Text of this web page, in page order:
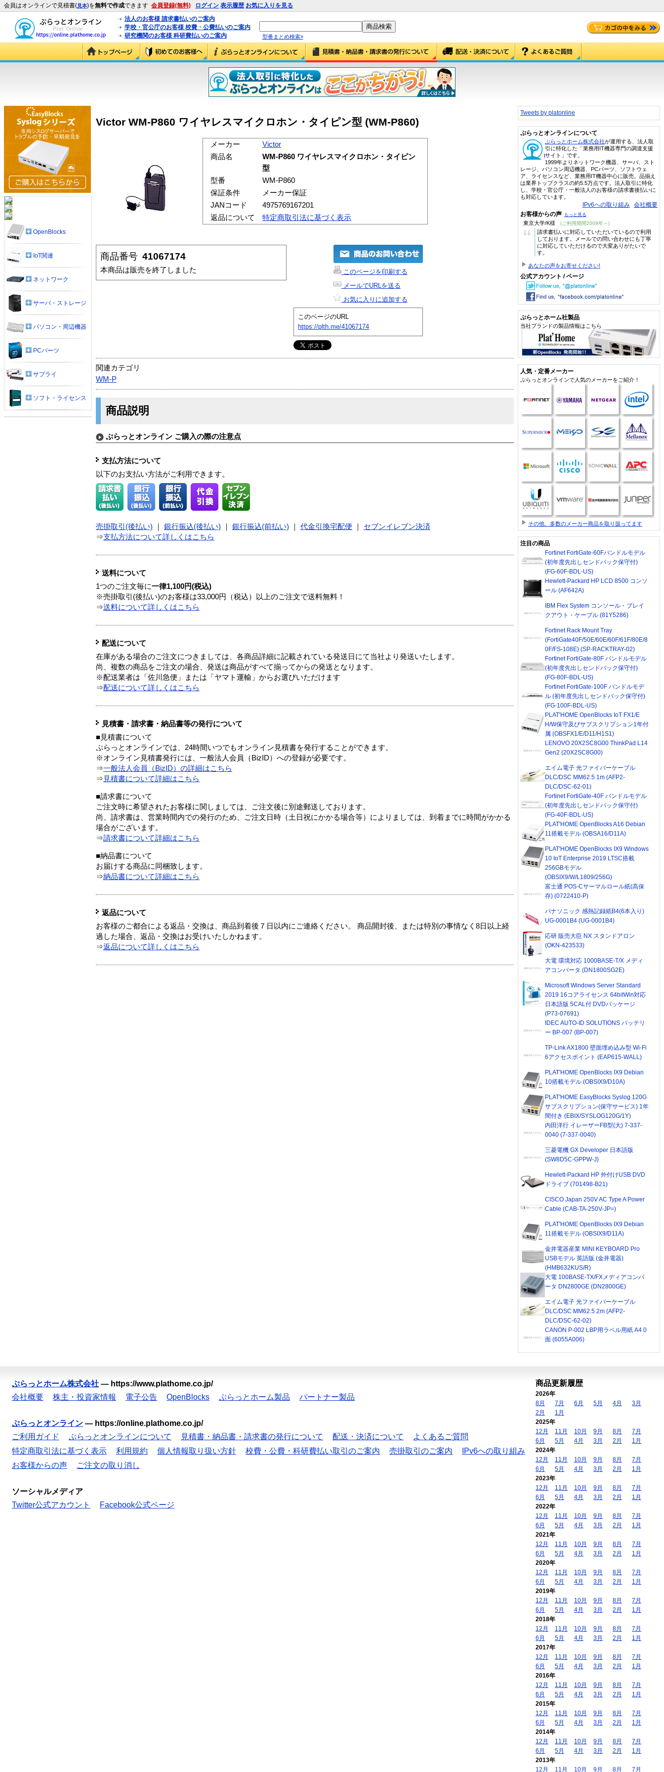
会員はオンラインで見積書(見本)を無料で作成できます 会員登録(無料) ログイン 表示履歴 お気に入りを見る
法人のお客様 請求書払いのご案内
学校・官公庁のお客様 校費・公費払いのご案内
研究機関のお客様 科研費払いのご案内
型番まとめ検索»
Victor WM-P860 ワイヤレスマイクロホン・タイピン型 (WM-P860)
メーカー
Victor
商品名
WM-P860 ワイヤレスマイクロホン・タイピン
型
型番
WM-P860
保証条件
メーカー保証
JANコード
4975769167201
返品について
特定商取引法に基づく表示
商品番号 41067174
本商品は販売を終了しました
このページを印刷する
メールでURLを送る
お気に入りに追加する
このページのURL
https://plth.me/41067174
関連カテゴリ
WM-P
商品説明
ぷらっとオンライン ご購入の際の注意点
支払方法について
以下のお支払い方法がご利用できます。
売掛取引(後払い) 銀行振込(後払い) 銀行振込(前払い) 代金引換宅配便
セブンイレブン決済
⇒支払方法について詳しくはこちら
送料について
1つのご注文毎に一律1,100円(税込)
※売掛取引(後払い)のお客様は33,000円（税込）以上のご注文で送料無料！
⇒送料について詳しくはこちら
配送について
在庫がある場合のご注文につきましては、各商品詳細に記載されている発送日にて当社より発送いたします。
尚、複数の商品をご注文の場合、発送は商品がすべて揃ってからの発送となります。
※配送業者は「佐川急便」または「ヤマト運輸」からお選びいただけます
⇒配送について詳しくはこちら
見積書・請求書・納品書等の発行について
■見積書について
ぷらっとオンラインでは、24時間いつでもオンライン見積書を発行することができます。
※オンライン見積書発行には、一般法人会員（BizID）への登録が必要です。
⇒一般法人会員（BizID）の詳細はこちら
⇒ 見積書について詳細はこちら
■請求書について
ご注文時に希望されたお客様に関しましては、ご注文後に別途郵送しております。
尚、請求書は、営業時間内での発行のため、ご注文日時（土日祝にかかる場合等）によりましては、到着までに時間がかかる
場合がございます。
⇒請求書について詳細はこちら
■納品書について
お届けする商品に同梱致します。
⇒納品書について詳細はこちら
返品について
お客様のご都合による返品・交換は、商品到着後７日以内にご連絡ください。 商品開封後、または特別の事情なく8日以上経
過した場合、返品・交換はお受けいたしかねます。
⇒返品について詳しくはこちら
OpenBlocks
IoT関連
ネットワーク
サーバ・ストレージ
パソコン・周辺機器
PCパーツ
サプライ
ソフト・ライセンス
Tweets by platonline
ぷらっとオンラインについて
ぷらっとホーム株式会社が運用する、法人取
引に特化した「業務用IT機器専門の調達支援
サイト」です。
1999年よりネットワーク機器、サーバ、スト
レージ、パソコン周辺機器、PCパーツ、ソフトウェ
ア、ライセンスなど、業務用IT機器中心に販売。品揃え
は業界トップクラスの約5.5万点です。法人取引に特化
し、学校・官公庁・一般法人のお客様の請求書後払いに
も対応しています。
IPv6への取り組み 会社概要
お客様からの声 もっと見る
東京大学/K様 (ご利用期間2009年～)
“
請求書払いに対応していただいているので利用
しております。メールでの問い合わせにも丁寧
に対応していただけるので大変ありがたいで
す。
あなたの声をお寄せください!
公式アカウント / ページ
ぷらっとホーム社製品
当社ブランドの製品情報はこちら
人気・定番メーカー
ぷらっとオンラインで人気のメーカーをご紹介！
その他、多数のメーカー商品を取り扱ってます
注目の商品
Fortinet FortiGate-60Fバンドルモデル
(初年度先出しセンドバック保守付)
(FG-60F-BDL-US)
Hewlett-Packard HP LCD 8500 コンソ
ール (AF642A)
IBM Flex System コンソール・ブレイ
クアウト・ケーブル (81Y5286)
Fortinet Rack Mount Tray
(FortiGate40F/50E/60E/60F/61F/80E/8
0F/FS-108E) (SP-RACKTRAY-02)
Fortinet FortiGate-80F バンドルモデル
(初年度先出しセンドバック保守付)
(FG-80F-BDL-US)
Fortinet FortiGate-100F バンドルモデ
ル (初年度先出しセンドバック保守付)
(FG-100F-BDL-US)
PLAT'HOME OpenBlocks IoT FX1/E
H/W保守及びサブスクリプション1年付
属 (OBSFX1/E/D11/H1S1)
LENOVO 20X2SC8G00 ThinkPad L14
Gen2 (20X2SC8G00)
エイム電子 光ファイバーケーブル
DLC/DSC MM62.5 1m (AFP2-
DLC/DSC-62-01)
Fortinet FortiGate-40F バンドルモデル
(初年度先出しセンドバック保守付)
(FG-40F-BDL-US)
PLAT'HOME OpenBlocks A16 Debian
11搭載モデル (OBSA16/D11A)
PLAT'HOME OpenBlocks IX9 Windows
10 IoT Enterprise 2019 LTSC搭載
256GBモデル
(OBSIX9/W/L1809/256G)
富士通 POS-Cサーマルロール紙(高保
存) (0722410-P)
パナソニック 感熱記録紙B4(6本入り)
UG-0001B4 (UG-0001B4)
応研 販売大臣 NX スタンドアロン
(OKN-423533)
大電 環境対応 1000BASE-T/X メディ
アコンバータ (DN1800SG2E)
Microsoft Windows Server Standard
2019 16コアライセンス 64bitWin対応
日本語版 5CAL付 DVDパッケージ
(P73-07691)
IDEC AUTO-ID SOLUTIONS バッテリ
ー BP-007 (BP-007)
TP-Link AX1800 壁面埋め込み型 Wi-Fi
6アクセスポイント (EAP615-WALL)
PLAT'HOME OpenBlocks IX9 Debian
10搭載モデル (OBSIX9/D10A)
PLAT'HOME EasyBlocks Syslog 120G
サブスクリプション(保守サービス) 1年
間付き (EBIX/SYSLOG120G/1Y)
内田洋行 イレーザーFB型(大) 7-337-
0040 (7-337-0040)
三菱電機 GX Developer 日本語版
(SW8D5C-GPPW-J)
Hewlett-Packard HP 外付けUSB DVD
ドライブ (701498-B21)
CISCO Japan 250V AC Type A Power
Cable (CAB-TA-250V-JP=)
PLAT'HOME OpenBlocks IX9 Debian
11搭載モデル (OBSIX9/D11A)
金井電器産業 MINI KEYBOARD Pro
USBモデル 英語版 (金井電器)
(HMB632KUS/R)
大電 100BASE-TX/FXメディアコンバ
ータ DN2800GE (DN2800GE)
エイム電子 光ファイバーケーブル
DLC/DSC MM62.5 2m (AFP2-
DLC/DSC-62-02)
CANON P-002 LBP用ラベル用紙 A4 0
面 (6055A006)
ぷらっとホーム株式会社 — https://www.plathome.co.jp/
会社概要
株主・投資家情報 電子公告 OpenBlocks ぷらっとホーム製品 パートナー製品
ぷらっとオンライン — https://online.plathome.co.jp/
ご利用ガイド
ぷらっとオンラインについて 見積書・納品書・請求書の発行について 配送・決済について
よくあるご質問
特定商取引法に基づく表示
利用規約 個人情報取り扱い方針 校費・公費・科研費払い取引のご案内 売掛取引のご案内
IPv6への取り組み
お客様からの声
ご注文の取り消し
ソーシャルメディア
Twitter公式アカウント
Facebook公式ページ
商品更新履歴
2026年
8月
7月 6月 5月 4月
3月
2月
1月
2025年
12月
11月 10月 9月 8月
7月
6月
5月 4月 3月 2月
1月
2024年
12月
11月 10月 9月 8月
7月
6月
5月 4月 3月 2月
1月
2023年
12月
11月 10月 9月 8月
7月
6月
5月 4月 3月 2月
1月
2022年
12月
11月 10月 9月 8月
7月
6月
5月 4月 3月 2月
1月
2021年
12月
11月 10月 9月 8月
7月
6月
5月 4月 3月 2月
1月
2020年
12月
11月 10月 9月 8月
7月
6月
5月 4月 3月 2月
1月
2019年
12月
11月 10月 9月 8月
7月
6月
5月 4月 3月 2月
1月
2018年
12月
11月 10月 9月 8月
7月
6月
5月 4月 3月 2月
1月
2017年
12月
11月 10月 9月 8月
7月
6月
5月 4月 3月 2月
1月
2016年
12月
11月 10月 9月 8月
7月
6月
5月 4月 3月 2月
1月
2015年
12月
11月 10月 9月 8月
7月
6月
5月 4月 3月 2月
1月
2014年
12月
11月 10月 9月 8月
7月
6月
5月 4月 3月 2月
1月
2013年
12月
11月 10月 9月 8月 7月